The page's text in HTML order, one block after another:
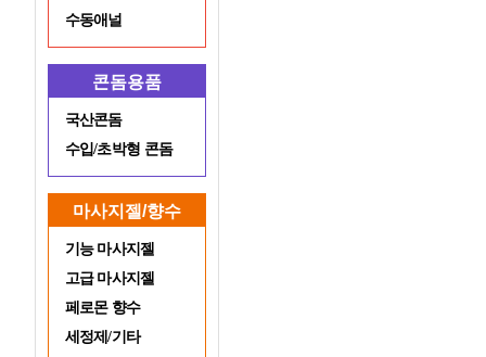
수동애널
콘돔용품
국산콘돔
수입/초박형 콘돔
마사지젤/향수
기능 마사지젤
고급 마사지젤
페로몬 향수
세정제/기타